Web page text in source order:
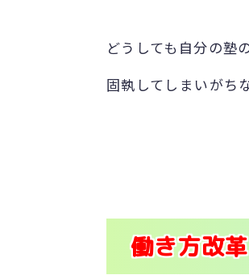
どうしても自分の塾
固執してしまいがち
働き方改